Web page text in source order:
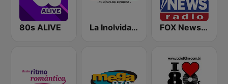
80s ALIVE La Inolvidable FOX News Radio